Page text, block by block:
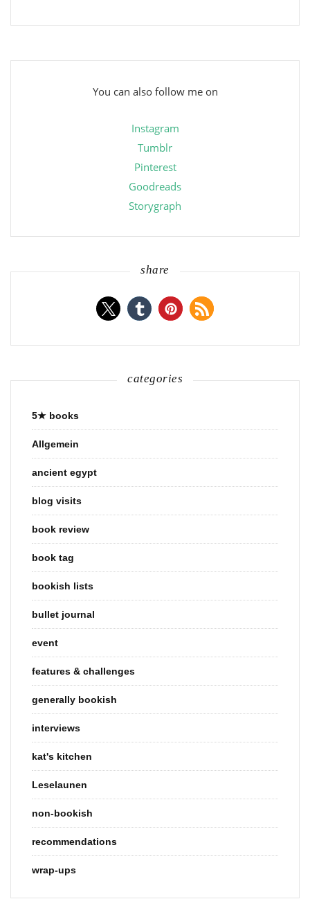
You can also follow me on
Instagram
Tumblr
Pinterest
Goodreads
Storygraph
share
categories
5★ books
Allgemein
ancient egypt
blog visits
book review
book tag
bookish lists
bullet journal
event
features & challenges
generally bookish
interviews
kat's kitchen
Leselaunen
non-bookish
recommendations
wrap-ups